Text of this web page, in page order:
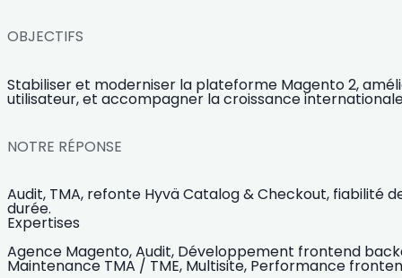
OBJECTIFS
Stabiliser et moderniser la plateforme Magento 2,
utilisateur, et accompagner la croissance
NOTRE RÉPONSE
Audit, TMA, refonte Hyvä Catalog & Checkout, fiabilité
durée.
Expertises
Agence Magento,Audit, Développement frontend
Maintenance TMA / TME, Multisite, Performance